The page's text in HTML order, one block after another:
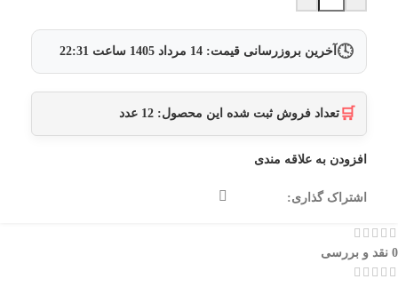
🕓 آخرین بروزرسانی قیمت: 14 مرداد 1405 ساعت 22:31
🛒 تعداد فروش ثبت شده این محصول: 12 عدد
افزودن به علاقه مندی
اشتراک گذاری:
0 نقد و بررسی